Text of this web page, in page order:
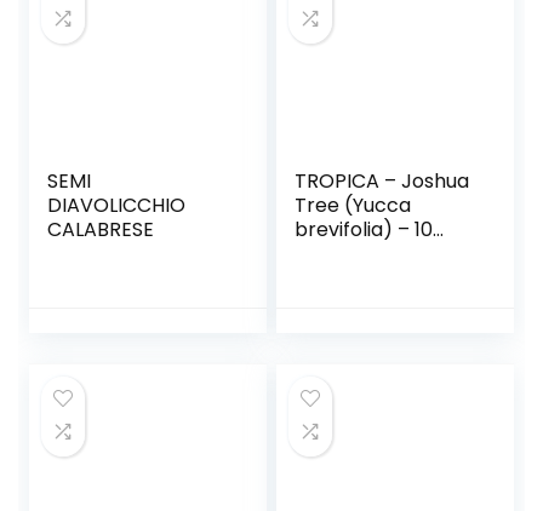
SEMI
DIAVOLICCHIO
CALABRESE
TROPICA – Joshua
Tree (Yucca
brevifolia) – 10